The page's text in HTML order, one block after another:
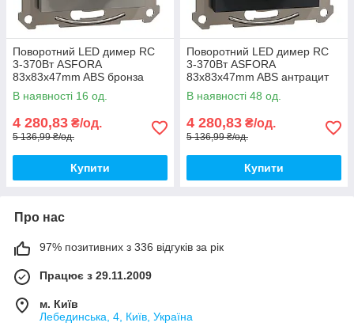
Поворотний LED димер RC
3-370Вт ASFORA
83x83x47mm ABS бронза
[EPH6800169] Schneider
Electric
В наявності 16 од.
4 280,83 ₴/од.
5 136,99 ₴/од.
Купити
Поворотний LED димер RC
3-370Вт ASFORA
83x83x47mm ABS антрацит
[EPH6800171] Schneider
Electric
В наявності 48 од.
4 280,83 ₴/од.
5 136,99 ₴/од.
Купити
Про нас
97% позитивних з 336 відгуків за рік
Працює з 29.11.2009
м. Київ
Лебединська, 4, Київ, Україна